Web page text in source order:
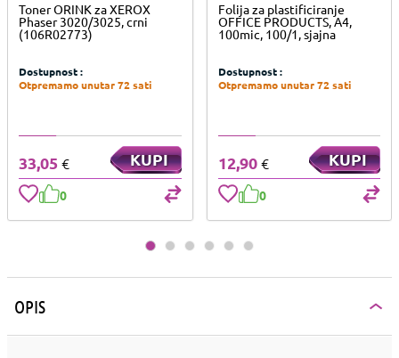
Toner ORINK za XEROX
Phaser 3020/3025, crni
(106R02773)
Dostupnost :
Otpremamo unutar 72 sati
33,05 € KUPI
0
Folija za plastificiranje
OFFICE PRODUCTS, A4,
100mic, 100/1, sjajna
Dostupnost :
Otpremamo unutar 72 sati
12,90 € KUPI
0
OPIS